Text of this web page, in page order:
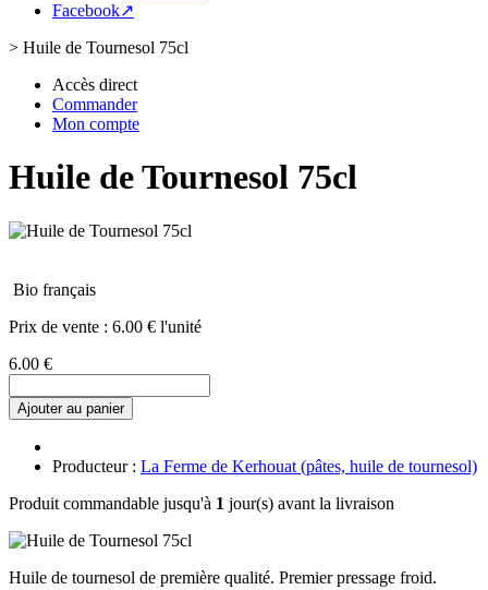
Facebook↗
> Huile de Tournesol 75cl
Accès direct
Commander
Mon compte
Huile de Tournesol 75cl
Bio français
Prix de vente : 6.00 € l'unité
6.00 €
Ajouter au panier
Producteur : La Ferme de Kerhouat (pâtes, huile de tournesol)
Produit commandable jusqu'à 1 jour(s) avant la livraison
Huile de tournesol de première qualité. Premier pressage froid.